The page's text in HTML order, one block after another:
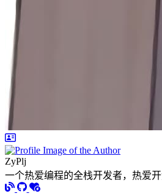
ZyPlj
一个热爱编程的全栈开发者，热爱开